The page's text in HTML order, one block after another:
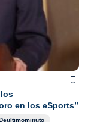
en los eSports”